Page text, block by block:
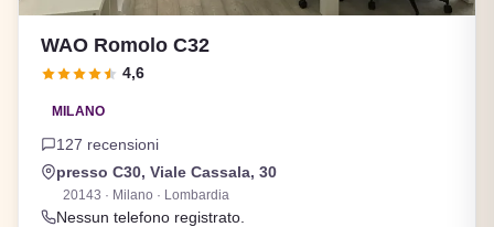
WAO Romolo C32
4,6
MILANO
127 recensioni
presso C30, Viale Cassala, 30
20143 · Milano · Lombardia
Nessun telefono registrato.